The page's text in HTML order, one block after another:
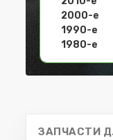
2000-е
1990-е
1980-е
ЗАПЧАСТИ